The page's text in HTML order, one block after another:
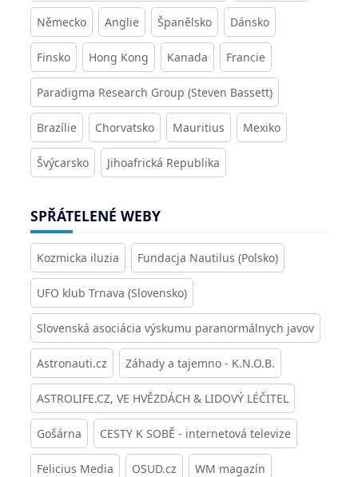
Německo Anglie Španělsko Dánsko
Finsko Hong Kong Kanada Francie
Paradigma Research Group (Steven Bassett)
Brazílie Chorvatsko Mauritius Mexiko
Švýcarsko Jihoafrická Republika
SPŘÁTELENÉ WEBY
Kozmicka iluzia Fundacja Nautilus (Polsko)
UFO klub Trnava (Slovensko)
Slovenská asociácia výskumu paranormálnych javov
Astronauti.cz Záhady a tajemno - K.N.O.B.
ASTROLIFE.CZ, VE HVĚZDÁCH & LIDOVÝ LÉČITEL
Gošárna CESTY K SOBĚ - internetová televize
Felicius Media OSUD.cz WM magazín